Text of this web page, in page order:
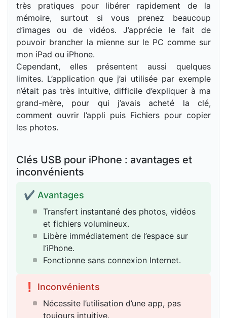
très pratiques pour libérer rapidement de la
mémoire, surtout si vous prenez beaucoup
d’images ou de vidéos. J’apprécie le fait de
pouvoir brancher la mienne sur le PC comme sur
mon iPad ou iPhone.
Cependant, elles présentent aussi quelques
limites. L’application que j’ai utilisée par exemple
n’était pas très intuitive, difficile d’expliquer à ma
grand-mère, pour qui j’avais acheté la clé,
comment ouvrir l’appli puis Fichiers pour copier
les photos.
Clés USB pour iPhone : avantages et
inconvénients
✔ Avantages
Transfert instantané des photos, vidéos
et fichiers volumineux.
Libère immédiatement de l’espace sur
l’iPhone.
Fonctionne sans connexion Internet.
❗ Inconvénients
Nécessite l’utilisation d’une app, pas
toujours intuitive.